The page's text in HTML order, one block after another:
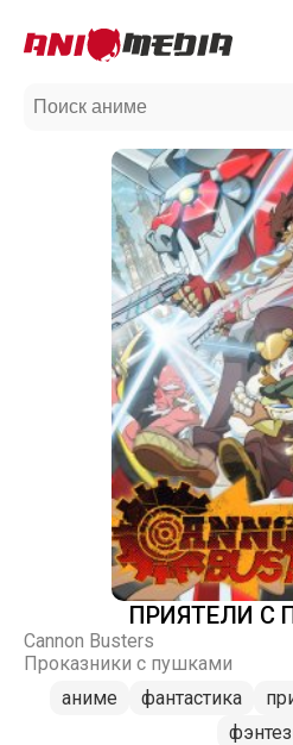
ПРИЯТЕЛИ С
Cannon Busters
Проказники с пушками
аниме
фантастика